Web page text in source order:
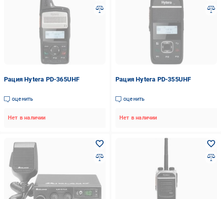
Рация Hytera PD-365UHF
оценить
Нет в наличии
Рация Hytera PD-355UHF
оценить
Нет в наличии